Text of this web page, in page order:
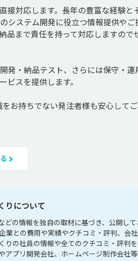
接対応します。長年の豊富な経験と
システム開発に役立つ情報提供やご
品まで責任を持って対応しますので
発・納品テスト、さらには保守・運
スを提供します。
お持ちでない発注者様も安心して
りについて
の情報を独自の取材に基づき、公開して
業との費用や実績やクチコミ・評判、会
りの社員の情報や全てのクチコミ・評判
アプリ開発会社、ホームページ制作会社